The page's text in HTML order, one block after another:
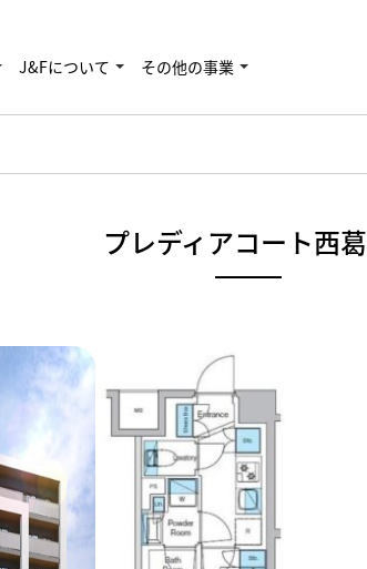
J&Fについて その他の事業
プレディアコート西